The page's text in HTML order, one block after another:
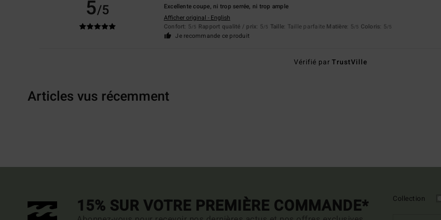
5/5
Excellente coupe, ni trop serrée, ni trop ample
Afficher original - English
Confort: 5/5 Rapport qualité / prix: 5/5 Taille: Taille parfaite Matière: 5/5 Coloris: 5/5
Je recommande ce produit
Vérifié parTrustVille
Articles vus récemment
15% SUR VOTRE PREMIÈRE COMMANDE* Collection